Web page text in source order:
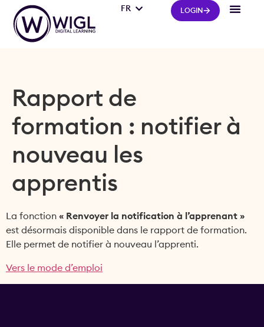
LOGIN
FR
IT
Rapport de
formation : notifier à
nouveau les
apprentis
La fonction « Renvoyer la notification à l’apprenant »
est désormais disponible dans le rapport de formation.
Elle permet de notifier à nouveau l’apprenti.
Vers le mode d’emploi